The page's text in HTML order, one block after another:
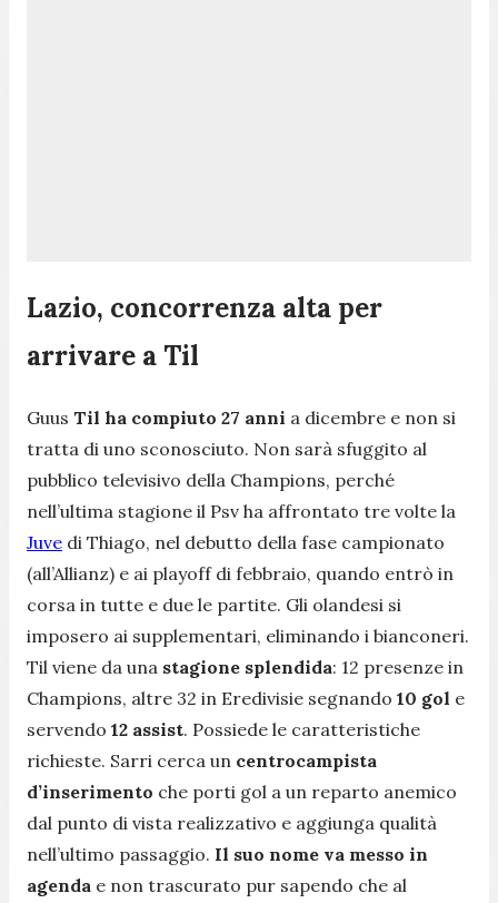
Lazio, concorrenza alta per
arrivare a Til
Guus Til ha compiuto 27 anni a dicembre e non si
tratta di uno sconosciuto. Non sarà sfuggito al
pubblico televisivo della Champions, perché
nell’ultima stagione il Psv ha affrontato tre volte la
Juve di Thiago, nel debutto della fase campionato
(all’Allianz) e ai playoff di febbraio, quando entrò in
corsa in tutte e due le partite. Gli olandesi si
imposero ai supplementari, eliminando i bianconeri.
Til viene da una stagione splendida: 12 presenze in
Champions, altre 32 in Eredivisie segnando 10 gol e
servendo 12 assist. Possiede le caratteristiche
richieste. Sarri cerca un centrocampista
d’inserimento che porti gol a un reparto anemico
dal punto di vista realizzativo e aggiunga qualità
nell’ultimo passaggio. Il suo nome va messo in
agenda e non trascurato pur sapendo che al